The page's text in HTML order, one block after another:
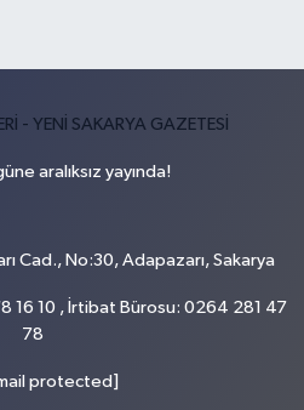
aralıksız yayında!
Cad., No:30, Adapazarı, Sakarya
16 10 , İrtibat Bürosu: 0264 281 47
78
protected]